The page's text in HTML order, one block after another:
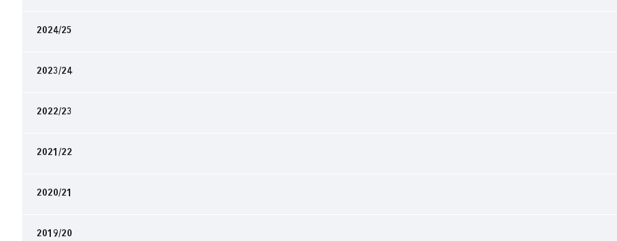
2024/25
2023/24
2022/23
2021/22
2020/21
2019/20